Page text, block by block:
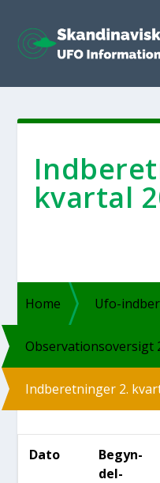
kvar­tal
Home Ufo-
Obser­va­tions­over­sigt
Ind­be­ret­nin­ger 2.
Dato
Begyn­
del­